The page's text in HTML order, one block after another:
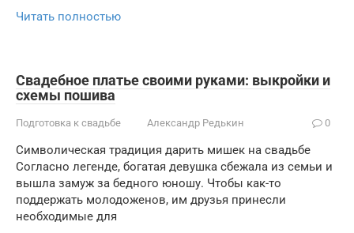
Читать полностью
Свадебное платье своими руками: выкройки и
схемы пошива
Подготовка к свадьбе Александр Редькин 0
Символическая традиция дарить мишек на свадьбе
Согласно легенде, богатая девушка сбежала из семьи и
вышла замуж за бедного юношу. Чтобы как-то
поддержать молодоженов, им друзья принесли
необходимые для